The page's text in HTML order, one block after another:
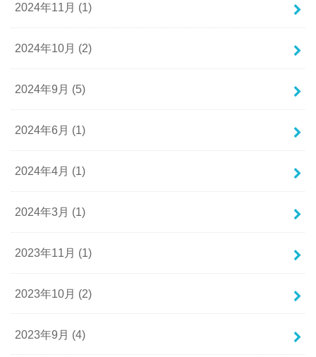
2024年11月 (1)
2024年10月 (2)
2024年9月 (5)
2024年6月 (1)
2024年4月 (1)
2024年3月 (1)
2023年11月 (1)
2023年10月 (2)
2023年9月 (4)